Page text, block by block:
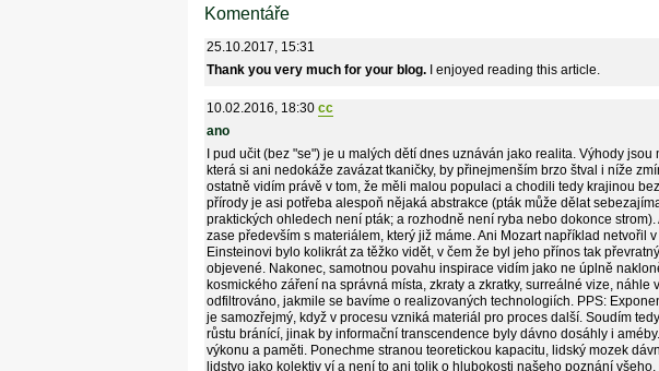
Komentáře
25.10.2017, 15:31
Thank you very much for your blog. I enjoyed reading this article.
10.02.2016, 18:30cc
ano
I pud učit (bez "se") je u malých dětí dnes uznáván jako realita. Výhody
která si ani nedokáže zavázat tkaničky, by přinejmenším brzo štval i níže
ostatně vidím právě v tom, že měli malou populaci a chodili tedy krajinou
přírody je asi potřeba alespoň nějaká abstrakce (pták může dělat
praktických ohledech není pták; a rozhodně není ryba nebo dokonce
zase především s materiálem, který již máme. Ani Mozart například netvořil
Einsteinovi bylo kolikrát za těžko vidět, v čem že byl jeho přínos tak
objevené. Nakonec, samotnou povahu inspirace vidím jako ne úplně
kosmického záření na správná místa, zkraty a zkratky, surreálné vize, náhle
odfiltrováno, jakmile se bavíme o realizovaných technologiích. PPS:
je samozřejmý, když v procesu vzniká materiál pro proces další. Soudím
růstu bránící, jinak by informační transcendence byly dávno dosáhly i
výkonu a paměti. Ponechme stranou teoretickou kapacitu, lidský mozek
lidstvo jako kolektiv ví a není to ani tolik o hlubokosti našeho poznání